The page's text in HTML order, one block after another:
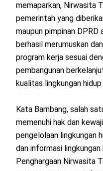
memaparkan, Nirwasita
pemerintah yang
maupun pimpinan
berhasil merumuskan
program kerja sesuai
pembangunan
kualitas lingkungan hidup
Kata Bambang, salah
memenuhi hak dan
pengelolaan lingkungan
dan informasi lingkungan
Penghargaan Nirwasita